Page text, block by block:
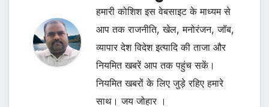
हमारी कोशिश इस वेबसाइट के माध्यम से
आप तक राजनीति, खेल, मनोरंजन, जॉब,
व्यापार देश विदेश इत्यादि की ताजा और
नियमित खबरें आप तक पहुंच सकें।
नियमित खबरों के लिए जुड़े रहिए हमारे
साथ। जय जोहार ।